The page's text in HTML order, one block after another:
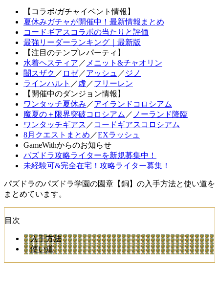
【コラボ/ガチャイベント情報】
夏休みガチャが開催中！最新情報まとめ
コードギアスコラボの当たりと評価
最強リーダーランキング｜最新版
【注目のテンプレパーティ】
水着ヘスティア ／ メニット&チャオリン
闇スザク ／ ロゼ／アッシュ ／ ジノ
ラインハルト ／ 虚 ／フリーレン
【開催中のダンジョン情報】
ワンタッチ夏休み ／アイランドコロシアム
魔夏の＋限界突破コロシアム ／ ノーランド降臨
ワンタッチギアス ／ コードギアスコロシアム
8月クエストまとめ ／EXラッシュ
GameWithからのお知らせ
パズドラ攻略ライターを新規募集中！
未経験可&完全在宅！攻略ライター募集！
パズドラのパズドラ学園の園章【銅】の入手方法と使い道を
まとめています。
目次
入手方法
使い道